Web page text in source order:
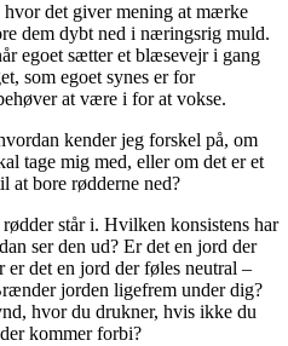
det giver mening at mærke
dem dybt ned i næringsrig muld.
egoet sætter et blæsevejr i gang
som egoet synes er for
at være i for at vokse.
kender jeg forskel på, om
tage mig med, eller om det er et
at bore rødderne ned?
står i. Hvilken konsistens har
ser den ud? Er det en jord der
er det en jord der føles neutral –
jorden ligefrem under dig?
hvor du drukner, hvis ikke du
kommer forbi?